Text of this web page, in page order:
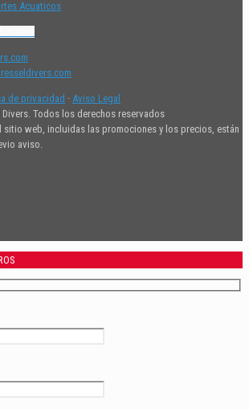
Acuaticos
de privacidad · Aviso Legal
Todos los derechos reservados
web, incluidas las promociones y los precios, están
aviso.